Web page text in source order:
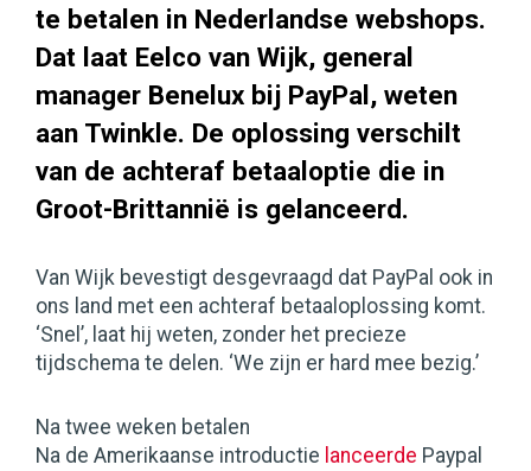
te betalen in Nederlandse webshops.
Dat laat Eelco van Wijk, general
manager Benelux bij PayPal, weten
aan Twinkle. De oplossing verschilt
van de achteraf betaaloptie die in
Groot-Brittannië is gelanceerd.
Van Wijk bevestigt desgevraagd dat PayPal ook in
ons land met een achteraf betaaloplossing komt.
‘Snel’, laat hij weten, zonder het precieze
tijdschema te delen. ‘We zijn er hard mee bezig.’
Na twee weken betalen
Na de Amerikaanse introductie lanceerde Paypal